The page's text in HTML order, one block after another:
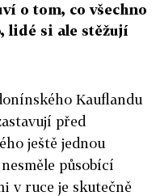
o tom, co všechno
lidé si ale stěžují
Kauflandu
před
ještě jednou
působící
v ruce je skutečně